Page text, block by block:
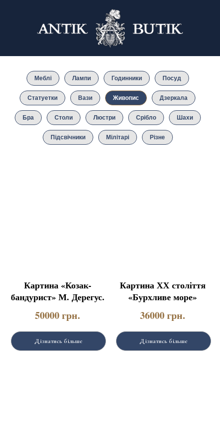
Меблі Лампи Годинники Посуд
Статуетки Вази Живопис Дзеркала
Бра Столи Люстри Срібло Шахи
Підсвічники Мілітарі Різне
Картина «Козак-
бандурист» М. Дерегус.
50000грн.
Дізнатись більше
Картина ХХ століття
«Бурхливе море»
36000грн.
Дізнатись більше